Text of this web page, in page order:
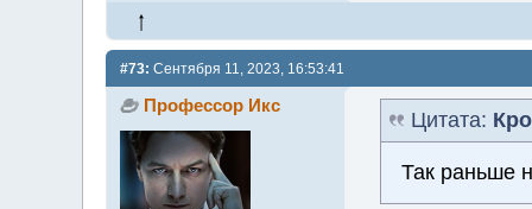
#73: Сентября 11, 2023, 16:53:41
Профессор Икс
Цитата:
Так раньше